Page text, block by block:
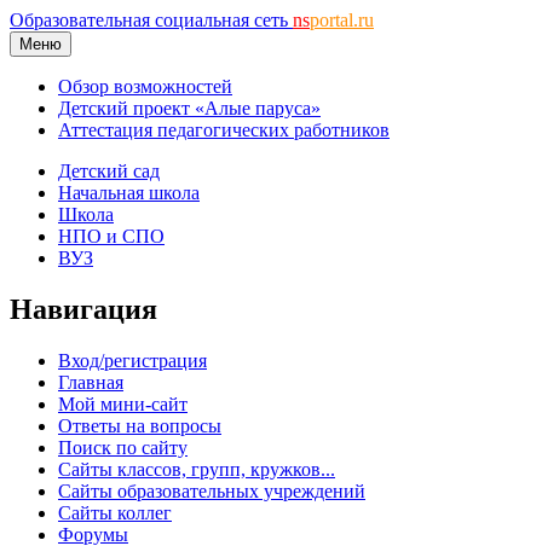
Образовательная социальная сеть nsportal.ru
Меню
Обзор возможностей
Детский проект «Алые паруса»
Аттестация педагогических работников
Детский сад
Начальная школа
Школа
НПО и СПО
ВУЗ
Навигация
Вход/регистрация
Главная
Мой мини-сайт
Ответы на вопросы
Поиск по сайту
Сайты классов, групп, кружков...
Сайты образовательных учреждений
Сайты коллег
Форумы